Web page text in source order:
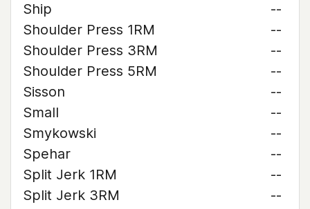
Ship
--
Shoulder Press 1RM
--
Shoulder Press 3RM
--
Shoulder Press 5RM
--
Sisson
--
Small
--
Smykowski
--
Spehar
--
Split Jerk 1RM
--
Split Jerk 3RM
--